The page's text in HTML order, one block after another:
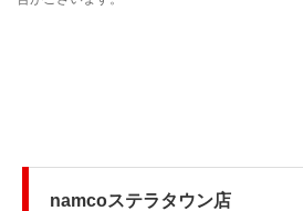
namcoステラタウン店